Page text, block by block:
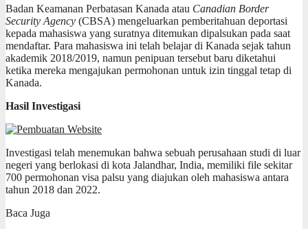
Badan Keamanan Perbatasan Kanada atau Canadian Border
Security Agency (CBSA) mengeluarkan pemberitahuan deportasi
kepada mahasiswa yang suratnya ditemukan dipalsukan pada saat
mendaftar. Para mahasiswa ini telah belajar di Kanada sejak tahun
akademik 2018/2019, namun penipuan tersebut baru diketahui
ketika mereka mengajukan permohonan untuk izin tinggal tetap di
Kanada.
Hasil Investigasi
Investigasi telah menemukan bahwa sebuah perusahaan studi di luar
negeri yang berlokasi di kota Jalandhar, India, memiliki file sekitar
700 permohonan visa palsu yang diajukan oleh mahasiswa antara
tahun 2018 dan 2022.
Baca Juga